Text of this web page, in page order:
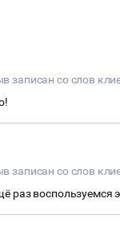
записан со слов
записан со слов
раз воспользуемся